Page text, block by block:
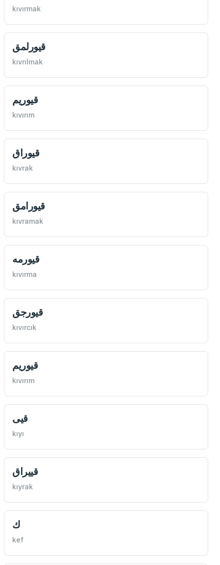
kıvırmak
قيورلمق
kıvrılmak
قيوريم
kıvırım
قيوراق
kıvrak
قيورامق
kıvramak
قيورمه
kıvırma
قيورجق
kıvırcık
قيوريم
kıvırım
قيی
kıyı
قييراق
kıyrak
ك
kef